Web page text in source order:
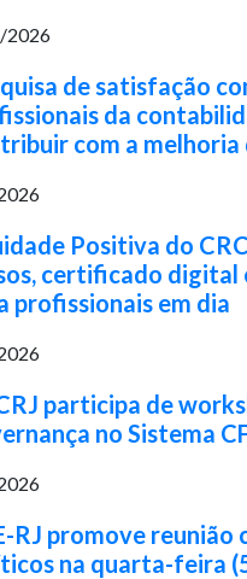
2026
de satisfação
da
com a melhoria
Positiva do
certificado digital
profissionais em dia
participa de
no Sistema
RJ promove reunião
na quarta-feira